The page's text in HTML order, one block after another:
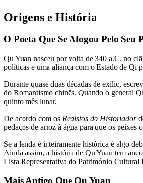
Origens e História
O Poeta Que Se Afogou Pelo Seu
Qu Yuan nasceu por volta de 340 a.C. no
políticas e uma aliança com o Estado de Qi
Durante quase duas décadas de exílio,
do Romantismo chinês. Quando o general
quinto mês lunar.
De acordo com os Registos do Historiador
pedaços de arroz à água para que os peixes
Se a lenda é inteiramente histórica é algo
Ainda assim, a história de Qu Yuan tem
Lista Representativa do Património
Mais Antigo Que Qu Yuan